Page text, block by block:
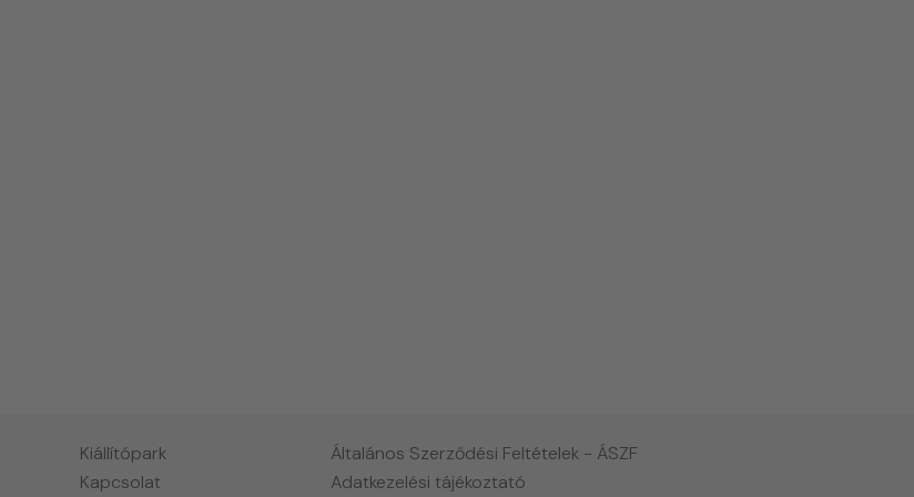
Kiállítópark
Kapcsolat
Általános Szerződési Feltételek - ÁSZF
Adatkezelési tájékoztató